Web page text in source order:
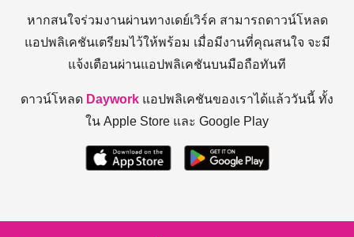
หากสนใจร่วมงานผ่านทางเดย์เวิร์ค สามารถดาวน์โหลด
แอปพลิเคชันเตรียมไว้ให้พร้อม เมื่อมีงานที่คุณสนใจ จะมี
แจ้งเตือนผ่านแอปพลิเคชันบนมือถือทันที
ดาวน์โหลด Daywork แอปพลิเคชันของเราได้แล้ววันนี้ ทั้ง
ใน Apple Store และ Google Play